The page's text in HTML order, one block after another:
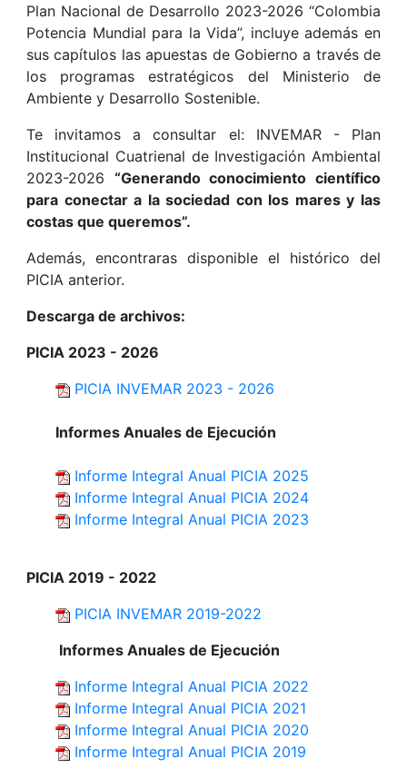
Plan Nacional de Desarrollo 2023-2026 “Colombia
Potencia Mundial para la Vida”, incluye además en
sus capítulos las apuestas de Gobierno a través de
los programas estratégicos del Ministerio de
Ambiente y Desarrollo Sostenible.
Te invitamos a consultar el: INVEMAR - Plan
Institucional Cuatrienal de Investigación Ambiental
2023-2026 “Generando conocimiento científico
para conectar a la sociedad con los mares y las
costas que queremos”.
Además, encontraras disponible el histórico del
PICIA anterior.
Descarga de archivos:
PICIA 2023 - 2026
PICIA INVEMAR 2023 - 2026
Informes Anuales de Ejecución
Informe Integral Anual PICIA 2025
Informe Integral Anual PICIA 2024
Informe Integral Anual PICIA 2023
PICIA 2019 - 2022
PICIA INVEMAR 2019-2022
Informes Anuales de Ejecución
Informe Integral Anual PICIA 2022
Informe Integral Anual PICIA 2021
Informe Integral Anual PICIA 2020
Informe Integral Anual PICIA 2019